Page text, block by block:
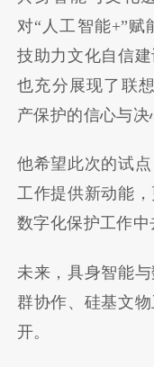
对“人工智能+”
技助力文化自信
也充分展现了联
产保护的信心与决
他希望此次的试
工作提供新动能
数字化保护工作中
未来，具身智能
群协作、硅基文
开。